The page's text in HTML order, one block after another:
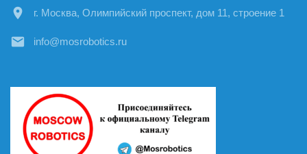
location_on г. Москва, Олимпийский проспект, дом 11, строение 1
email info@mosrobotics.ru